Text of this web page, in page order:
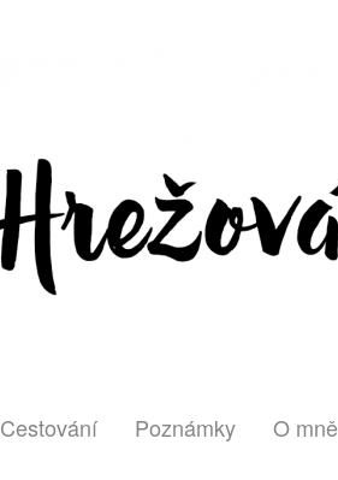
Cestování Poznámky O mně